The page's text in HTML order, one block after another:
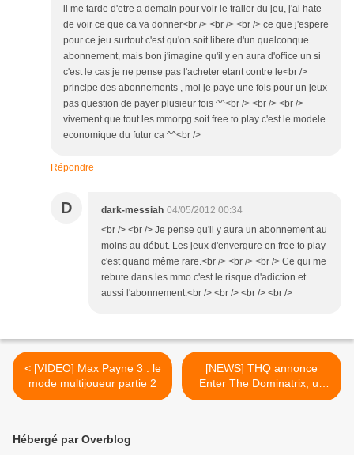
il me tarde d'etre a demain pour voir le trailer du jeu, j'ai hate
de voir ce que ca va donner<br /> <br /> <br /> ce que j'espere
pour ce jeu surtout c'est qu'on soit libere d'un quelconque
abonnement, mais bon j'imagine qu'il y en aura d'office un si
c'est le cas je ne pense pas l'acheter etant contre le<br />
principe des abonnements , moi je paye une fois pour un jeux
pas question de payer plusieur fois ^^<br /> <br /> <br />
vivement que tout les mmorpg soit free to play c'est le modele
economique du futur ca ^^<br />
Répondre
D dark-messiah 04/05/2012 00:34
<br /> <br /> Je pense qu'il y aura un abonnement au
moins au début. Les jeux d'envergure en free to play
c'est quand même rare.<br /> <br /> <br /> Ce qui me
rebute dans les mmo c'est le risque d'adiction et
aussi l'abonnement.<br /> <br /> <br /> <br />
< [VIDEO] Max Payne 3 : le
mode multijoueur partie 2
[NEWS] THQ annonce
Enter The Dominatrix, un
standalone de Saints Row:
Hébergé par Overblog